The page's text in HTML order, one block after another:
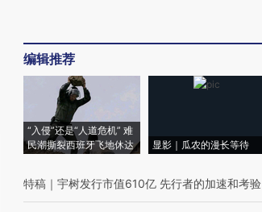
编辑推荐
“入侵”还是“人道危机” 难
民潮撕裂西班牙飞地休达
显影｜瓜农的漫长等待
特稿 ｜ 宇树发行市值610亿 先行者的加速和考验